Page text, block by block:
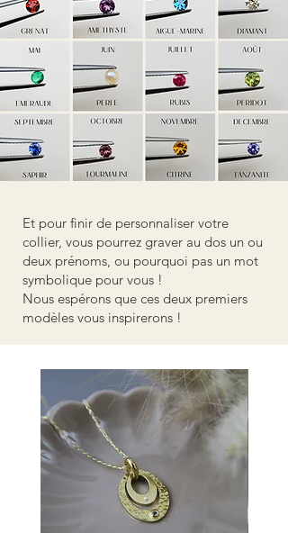
Et pour finir de personnaliser votre
collier, vous pourrez graver au dos un ou
deux prénoms, ou pourquoi pas un mot
symbolique pour vous !
Nous espérons que ces deux premiers
modèles vous inspirerons !